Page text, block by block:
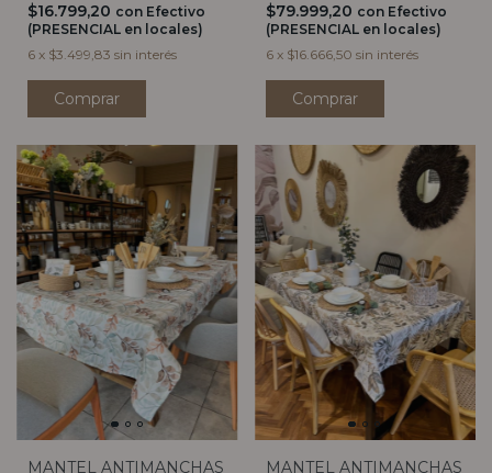
$16.799,20 con Efectivo
(PRESENCIAL en locales)
6 x $3.499,83 sin interés
Comprar
$79.999,20 con Efectivo
(PRESENCIAL en locales)
6 x $16.666,50 sin interés
Comprar
MANTEL ANTIMANCHAS
MANTEL ANTIMANCHAS